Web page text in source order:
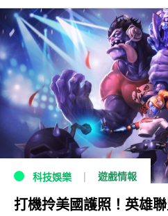
科技娛樂 遊戲情報
打機拎美國護照！英雄